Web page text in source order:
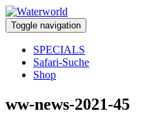
Toggle navigation
SPECIALS
Safari-Suche
Shop
ww-news-2021-45